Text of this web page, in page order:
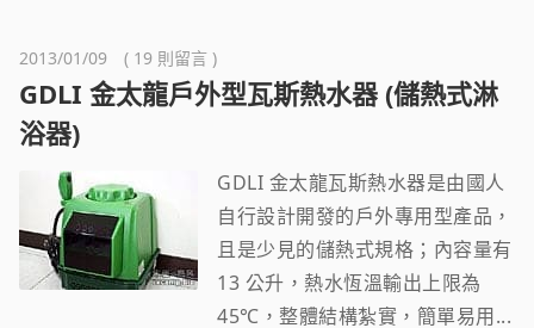
2013/01/09 ( 19 則留言 )
GDLI 金太龍戶外型瓦斯熱水器 (儲熱式淋
浴器)
GDLI 金太龍瓦斯熱水器是由國人
自行設計開發的戶外專用型產品，
且是少見的儲熱式規格；內容量有
13 公升，熱水恆溫輸出上限為
45℃，整體結構紮實，簡單易用...